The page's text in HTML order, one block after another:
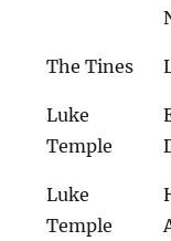
The Tines
Luke
Temple
Luke
Temple